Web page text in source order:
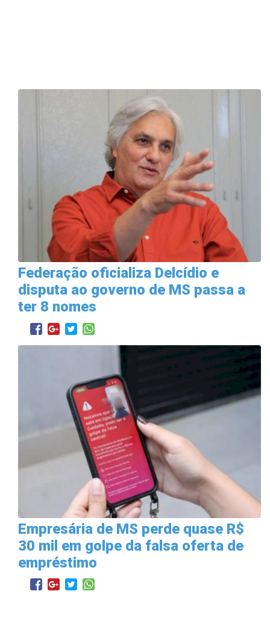
Federação oficializa Delcídio e
disputa ao governo de MS passa a
ter 8 nomes
Empresária de MS perde quase R$
30 mil em golpe da falsa oferta de
empréstimo